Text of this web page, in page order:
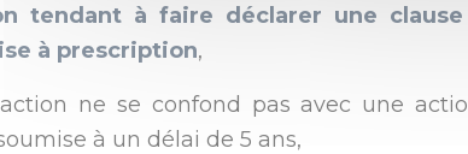
tendant à faire déclarer une
à prescription,
ne se confond pas avec une
à un délai de 5 ans,